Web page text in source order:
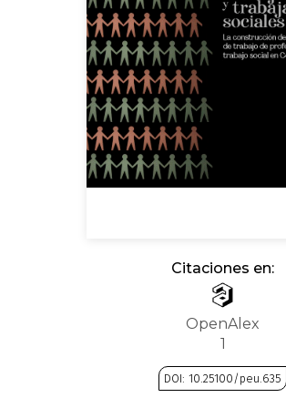
Citaciones en:
OpenAlex
1
DOI: 10.25100/peu.635